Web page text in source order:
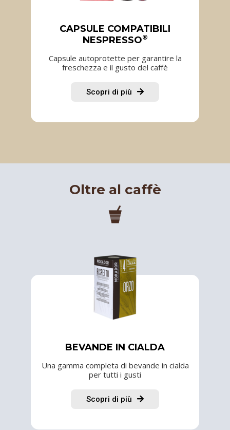
CAPSULE COMPATIBILI
NESPRESSO®
Capsule autoprotette per garantire la
freschezza e il gusto del caffè
Scopri di più
Oltre al caffè
BEVANDE IN CIALDA
Una gamma completa di bevande in cialda
per tutti i gusti
Scopri di più